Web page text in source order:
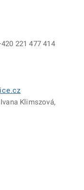
221 477 414
Klimszová,